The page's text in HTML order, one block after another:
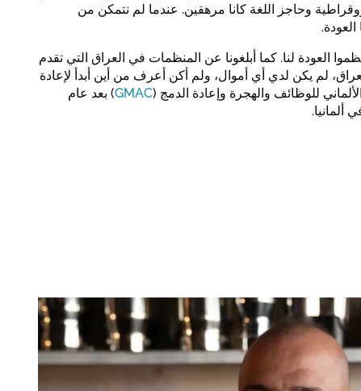
وحاجز اللغة كانا مرهقين. عندما لم نتمكن من
العودة لنا. كما أبلغونا عن المنظمات في العراق التي تقدم
لم يكن لدي أي أموال، ولم أكن أعرف من أين أبدأ لإعادة
للوظائف والهجرة وإعادة الدمج (GMAC) بعد عام